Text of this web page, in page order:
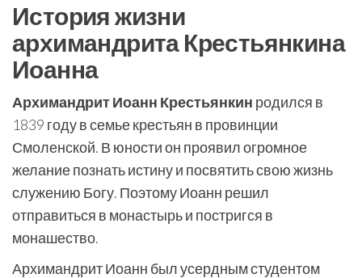
История жизни
архимандрита Крестьянкина
Иоанна
Архимандрит Иоанн Крестьянкин родился в
1839 году в семье крестьян в провинции
Смоленской. В юности он проявил огромное
желание познать истину и посвятить свою жизнь
служению Богу. Поэтому Иоанн решил
отправиться в монастырь и постригся в
монашество.
Архимандрит Иоанн был усердным студентом